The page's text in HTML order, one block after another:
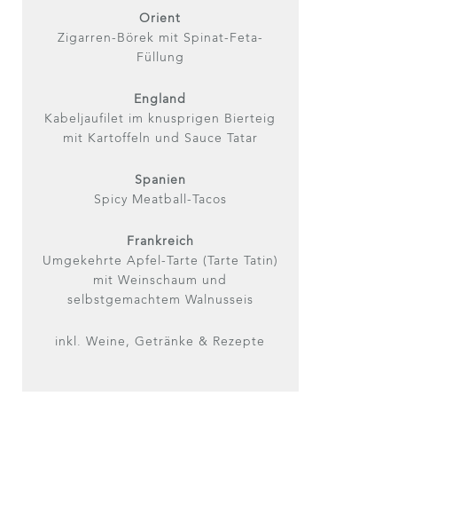
Orient
Zigarren-Börek mit Spinat-Feta-
Füllung
England
Kabeljaufilet im knusprigen Bierteig
mit Kartoffeln und Sauce Tatar
Spanien
Spicy Meatball-Tacos
Frankreich
Umgekehrte Apfel-Tarte (Tarte Tatin)
mit Weinschaum und
selbstgemachtem Walnusseis
inkl. Weine, Getränke & Rezepte